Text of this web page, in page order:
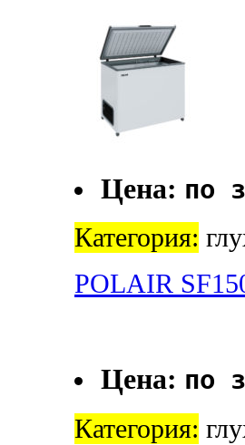
Цена: по
Категория:
POLAIR
Цена: по
Категория: